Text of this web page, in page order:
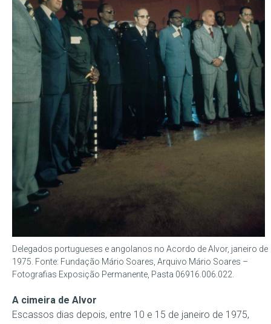
Delegados portugueses e angolanos no Acordo de Alvor, janeiro de
1975. Fonte: Fundação Mário Soares, Arquivo Mário Soares –
Fotografias Exposição Permanente, Pasta 06916.006.022.
A cimeira de Alvor
Escassos dias depois, entre 10 e 15 de janeiro de 1975,